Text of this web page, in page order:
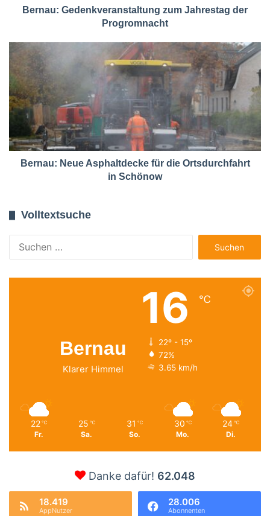
Bernau: Gedenkveranstaltung zum Jahrestag der
Progromnacht
Bernau: Neue Asphaltdecke für die Ortsdurchfahrt
in Schönow
Volltextsuche
nach:
Bernau
Klarer Himmel
16 ℃
22º - 15º
72%
3.65 km/h
22 ℃
Fr.
25 ℃
Sa.
31 ℃
So.
30 ℃
Mo.
24 ℃
Di.
Danke dafür! 62.048
18.419
AppNutzer
28.006
Abonnenten